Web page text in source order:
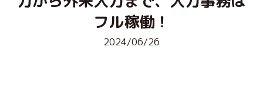
フル稼働！
2024/06/26